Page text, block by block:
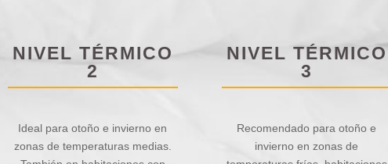
NIVEL TÉRMICO
2
Ideal para otoño e invierno en
zonas de temperaturas medias.
NIVEL TÉRMICO
3
Recomendado para otoño e
invierno en zonas de